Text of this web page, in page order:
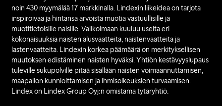
noin 430 myymälää 17 markkinalla. Lindexin liikeidea on tarjota
inspiroivaa ja hintansa arvoista muotia vastuullisille ja
muotitietoisille naisille. Valikoimaan kuuluu useita eri
kokonaisuuksia naisten alusvaatteita, naistenvaatteita ja
lastenvaatteita. Lindexin korkea päämäärä on merkityksellisen
muutoksen edistäminen naisten hyväksi. Yhtiön kestävyyslupaus
tuleville sukupolville pitää sisällään naisten voimaannuttamisen,
maapallon kunnioittamisen ja ihmisoikeuksien turvaamisen.
Lindex on Lindex Group Oyj:n omistama tytäryhtiö.